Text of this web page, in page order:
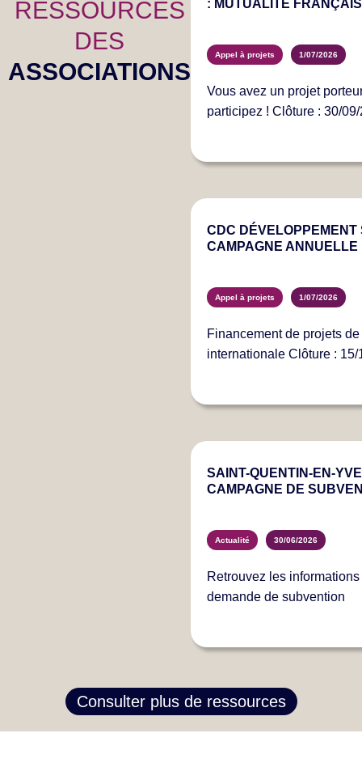
: MUTUALITÉ
Appel à projets 1/07/2026
Vous avez un projet
participez ! Clôture : 30/
CDC DÉVELOPPEMENT
CAMPAGNE
Appel à projets 1/07/2026
Financement de projets
internationale Clôture : 15/
SAINT-QUENTIN-EN-
CAMPAGNE DE
Actualité 30/06/2026
Retrouvez les
demande de subvention
RESSOURCES
DES
ASSOCIATIONS
Consulter plus de ressources